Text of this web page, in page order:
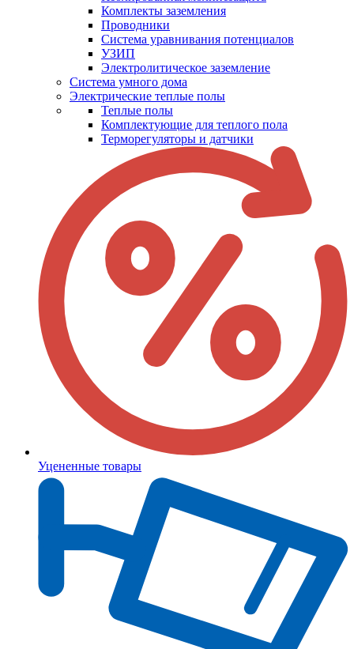
Комплекты заземления
Проводники
Система уравнивания потенциалов
УЗИП
Электролитическое заземление
Система умного дома
Электрические теплые полы
Теплые полы
Комплектующие для теплого пола
Терморегуляторы и датчики
Уцененные товары